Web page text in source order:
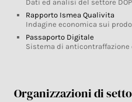
Dati ed analisi del settore DOP
Rapporto Ismea Qualivita
Indagine economica sui
Passaporto Digitale
Sistema di anticontraffazione
Organizzazioni di